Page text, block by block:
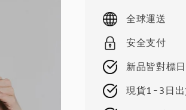
全球運送
安全支付
新品皆對標
現貨1-3日